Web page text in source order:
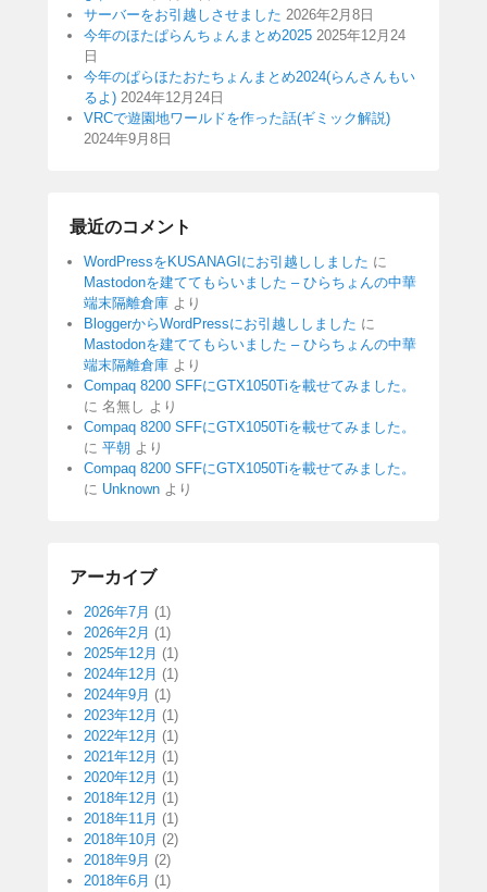
サーバーをお引越しさせました 2026年2月8日
今年のほたぱらんちょんまとめ2025 2025年12月24
日
今年のぱらほたおたちょんまとめ2024(らんさんもい
るよ) 2024年12月24日
VRCで遊園地ワールドを作った話(ギミック解説)
2024年9月8日
最近のコメント
WordPressをKUSANAGIにお引越ししました に
Mastodonを建ててもらいました – ひらちょんの中華
端末隔離倉庫 より
BloggerからWordPressにお引越ししました に
Mastodonを建ててもらいました – ひらちょんの中華
端末隔離倉庫 より
Compaq 8200 SFFにGTX1050Tiを載せてみました。
に 名無し より
Compaq 8200 SFFにGTX1050Tiを載せてみました。
に 平朝 より
Compaq 8200 SFFにGTX1050Tiを載せてみました。
に Unknown より
アーカイブ
2026年7月 (1)
2026年2月 (1)
2025年12月 (1)
2024年12月 (1)
2024年9月 (1)
2023年12月 (1)
2022年12月 (1)
2021年12月 (1)
2020年12月 (1)
2018年12月 (1)
2018年11月 (1)
2018年10月 (2)
2018年9月 (2)
2018年6月 (1)